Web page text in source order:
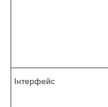
Інтерфейс